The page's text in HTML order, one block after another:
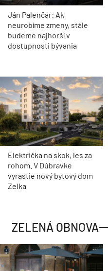
Ján Palenčár: Ak
neurobíme zmeny, stále
budeme najhorší v
dostupnosti bývania
Električka na skok, les za
rohom. V Dúbravke
vyrastie nový bytový dom
Zelka
ZELENÁ OBNOVA